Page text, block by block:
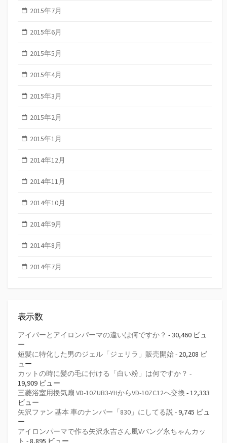
2015年7月
2015年6月
2015年5月
2015年4月
2015年3月
2015年2月
2015年1月
2014年12月
2014年11月
2014年10月
2014年9月
2014年8月
2014年7月
表示数
アイパーとアイロンパーマの違いは何ですか？ - 30,460 ビュ
ー
短髪に特化した男のジェル「ジェリラ」販売開始- 20,208 ビ
ュー
カットの時に髪の毛に付ける「白い粉」は何ですか？ -
19,909 ビュー
三菱浴室用換気扇 VD-10ZUB3-YHからVD-10ZC12へ交換 - 12,333
ビュー
矢沢ファン 基本 車のナンバー「830」にしてる説- 9,745 ビュ
ー
アイロンパーマで作る矢沢永吉さん風Vバング永ちゃんカッ
ト - 8,895 ビュー